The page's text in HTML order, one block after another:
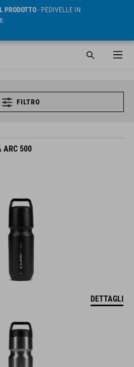
PRODOTTO- PEDIVELLE IN
FILTRO
ARC 500
DETTAGLI